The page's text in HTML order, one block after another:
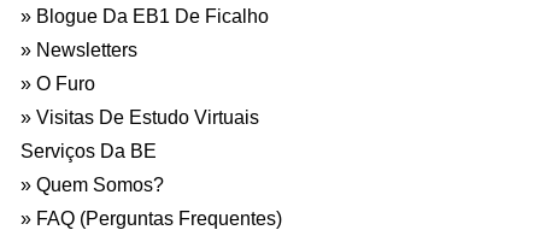
Blogue Da EB1 De Ficalho
Newsletters
O Furo
Visitas De Estudo Virtuais
Serviços Da BE
Quem Somos?
FAQ (Perguntas Frequentes)